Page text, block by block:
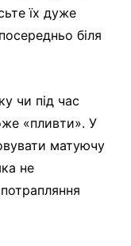
їх дуже
біля
чи під час
«пливти». У
матуючу
не